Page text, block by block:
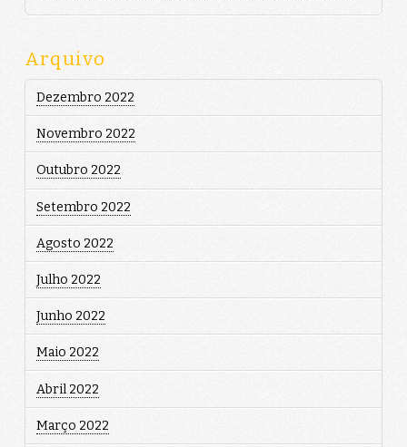
Arquivo
Dezembro 2022
Novembro 2022
Outubro 2022
Setembro 2022
Agosto 2022
Julho 2022
Junho 2022
Maio 2022
Abril 2022
Março 2022